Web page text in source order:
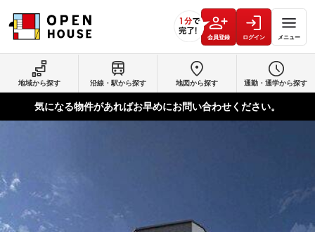
会員登録 ログイン メニュー
地域から探す 沿線・駅から探す 地図から探す 通勤・通学から探す
気になる物件があればお早めにお問い合わせください。